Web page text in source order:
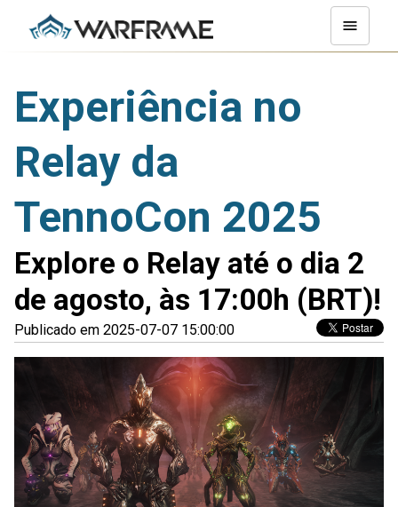
Experiência no
Relay da
TennoCon 2025
Explore o Relay até o dia 2
de agosto, às 17:00h (BRT)!
Publicado em 2025-07-07 15:00:00